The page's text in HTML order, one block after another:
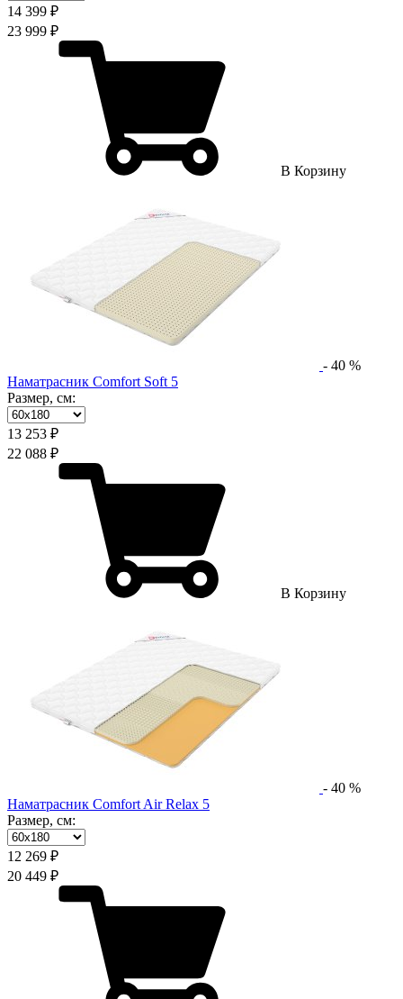
14 399 ₽
23 999 ₽
В Корзину
- 40 %
Наматрасник Comfort Soft 5
Размер, см:
13 253 ₽
22 088 ₽
В Корзину
- 40 %
Наматрасник Comfort Air Relax 5
Размер, см:
12 269 ₽
20 449 ₽